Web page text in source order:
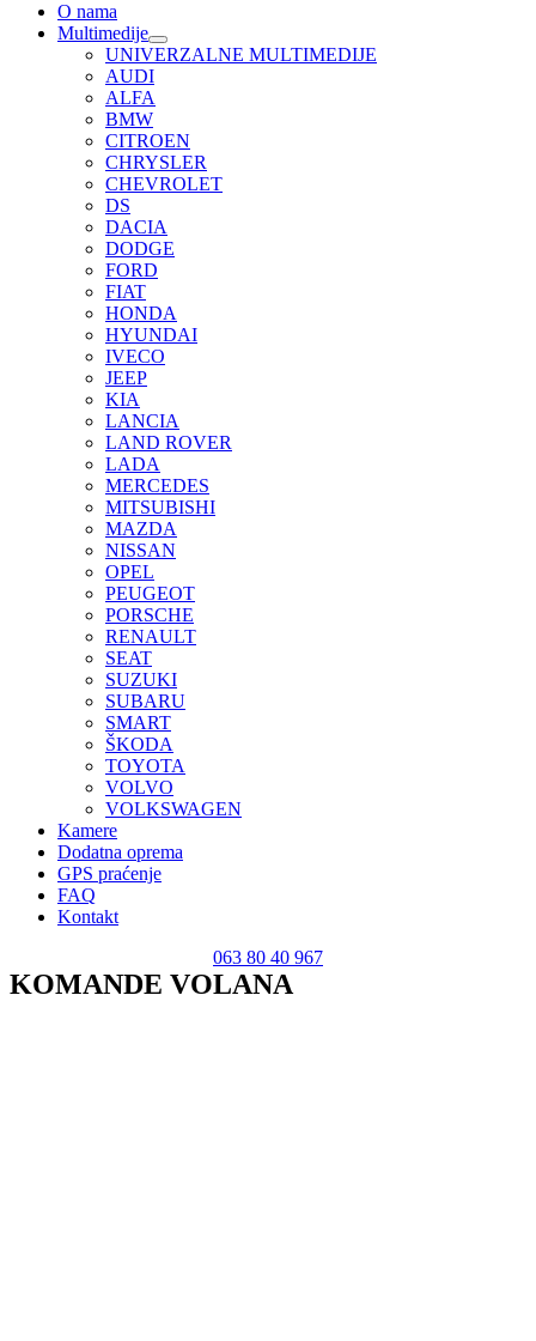
O nama
Multimedije
UNIVERZALNE MULTIMEDIJE
AUDI
ALFA
BMW
CITROEN
CHRYSLER
CHEVROLET
DS
DACIA
DODGE
FORD
FIAT
HONDA
HYUNDAI
IVECO
JEEP
KIA
LANCIA
LAND ROVER
LADA
MERCEDES
MITSUBISHI
MAZDA
NISSAN
OPEL
PEUGEOT
PORSCHE
RENAULT
SEAT
SUZUKI
SUBARU
SMART
ŠKODA
TOYOTA
VOLVO
VOLKSWAGEN
Kamere
Dodatna oprema
GPS praćenje
FAQ
Kontakt
063 80 40 967
KOMANDE VOLANA